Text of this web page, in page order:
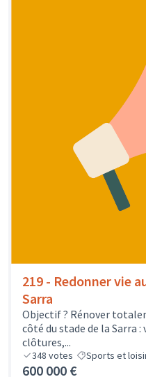
219 - Redonner vie
Sarra
Objectif ? Rénover
côté du stade de la Sarra
clôtures,...
348 votes Sports et
600 000 €